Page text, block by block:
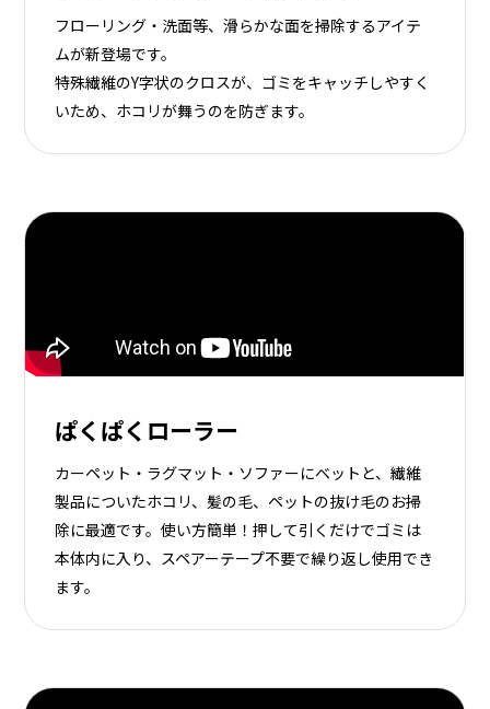
フローリング・洗面等、滑らかな面を掃除するアイテ
ムが新登場です。
特殊繊維のY字状のクロスが、ゴミをキャッチしやすく
いため、ホコリが舞うのを防ぎます。
ぱくぱくローラー
カーペット・ラグマット・ソファーにベットと、繊維
製品についたホコリ、髪の毛、ペットの抜け毛のお掃
除に最適です。使い方簡単！押して引くだけでゴミは
本体内に入り、スペアーテープ不要で繰り返し使用でき
ます。